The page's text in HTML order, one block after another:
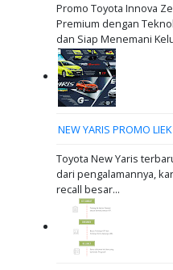
Promo Toyota Innova
Premium dengan
dan Siap Menemani
NEW YARIS PROMO
Toyota New Yaris
dari pengalamannya,
recall besar...